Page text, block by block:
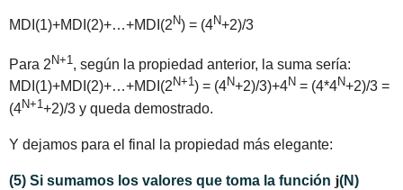
MDI(1)+MDI(2)+…+MDI(2 N) = (4N+2)/3
Para 2 N+1, según la propiedad anterior, la suma sería:
MDI(1)+MDI(2)+…+MDI(2 N+1) = (4N+2)/3)+4N = (4*4N+2)/3 =
(4N+1+2)/3 y queda demostrado.
Y dejamos para el final la propiedad más elegante:
(5) Si sumamos los valores que toma la función j(N)